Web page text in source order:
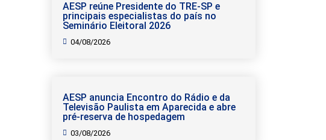
AESP reúne Presidente do TRE-SP e
principais especialistas do país no
Seminário Eleitoral 2026
04/08/2026
AESP anuncia Encontro do Rádio e da
Televisão Paulista em Aparecida e abre
pré-reserva de hospedagem
03/08/2026